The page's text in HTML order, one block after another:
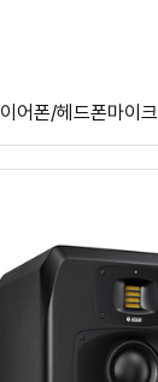
이어폰/헤드폰마이크